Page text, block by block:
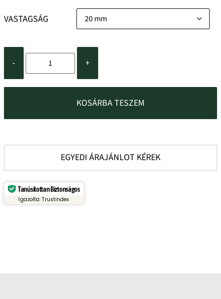
VASTAGSÁG
- +
KOSÁRBA TESZEM
EGYEDI ÁRAJÁNLOT KÉREK
Tanúsítottan Biztonságos
Igazolta: Trustindex